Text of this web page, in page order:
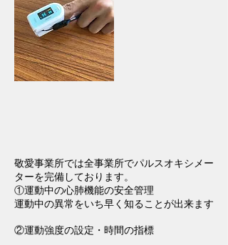
敬愛事業所では全事業所でパルスオキシメー
ターを完備しております。
①運動中の心肺機能の安全管理
運動中の異常をいち早く知ることが出来ます
②運動強度の設定・時間の指標